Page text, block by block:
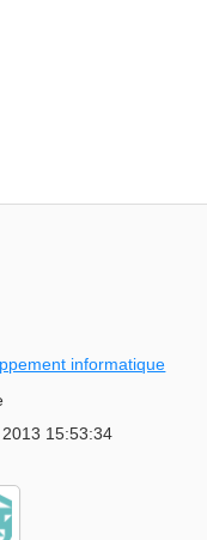
informatique
2013 15:53:34